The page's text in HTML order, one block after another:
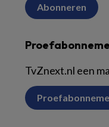
Abonneren
TvZnext.nl een